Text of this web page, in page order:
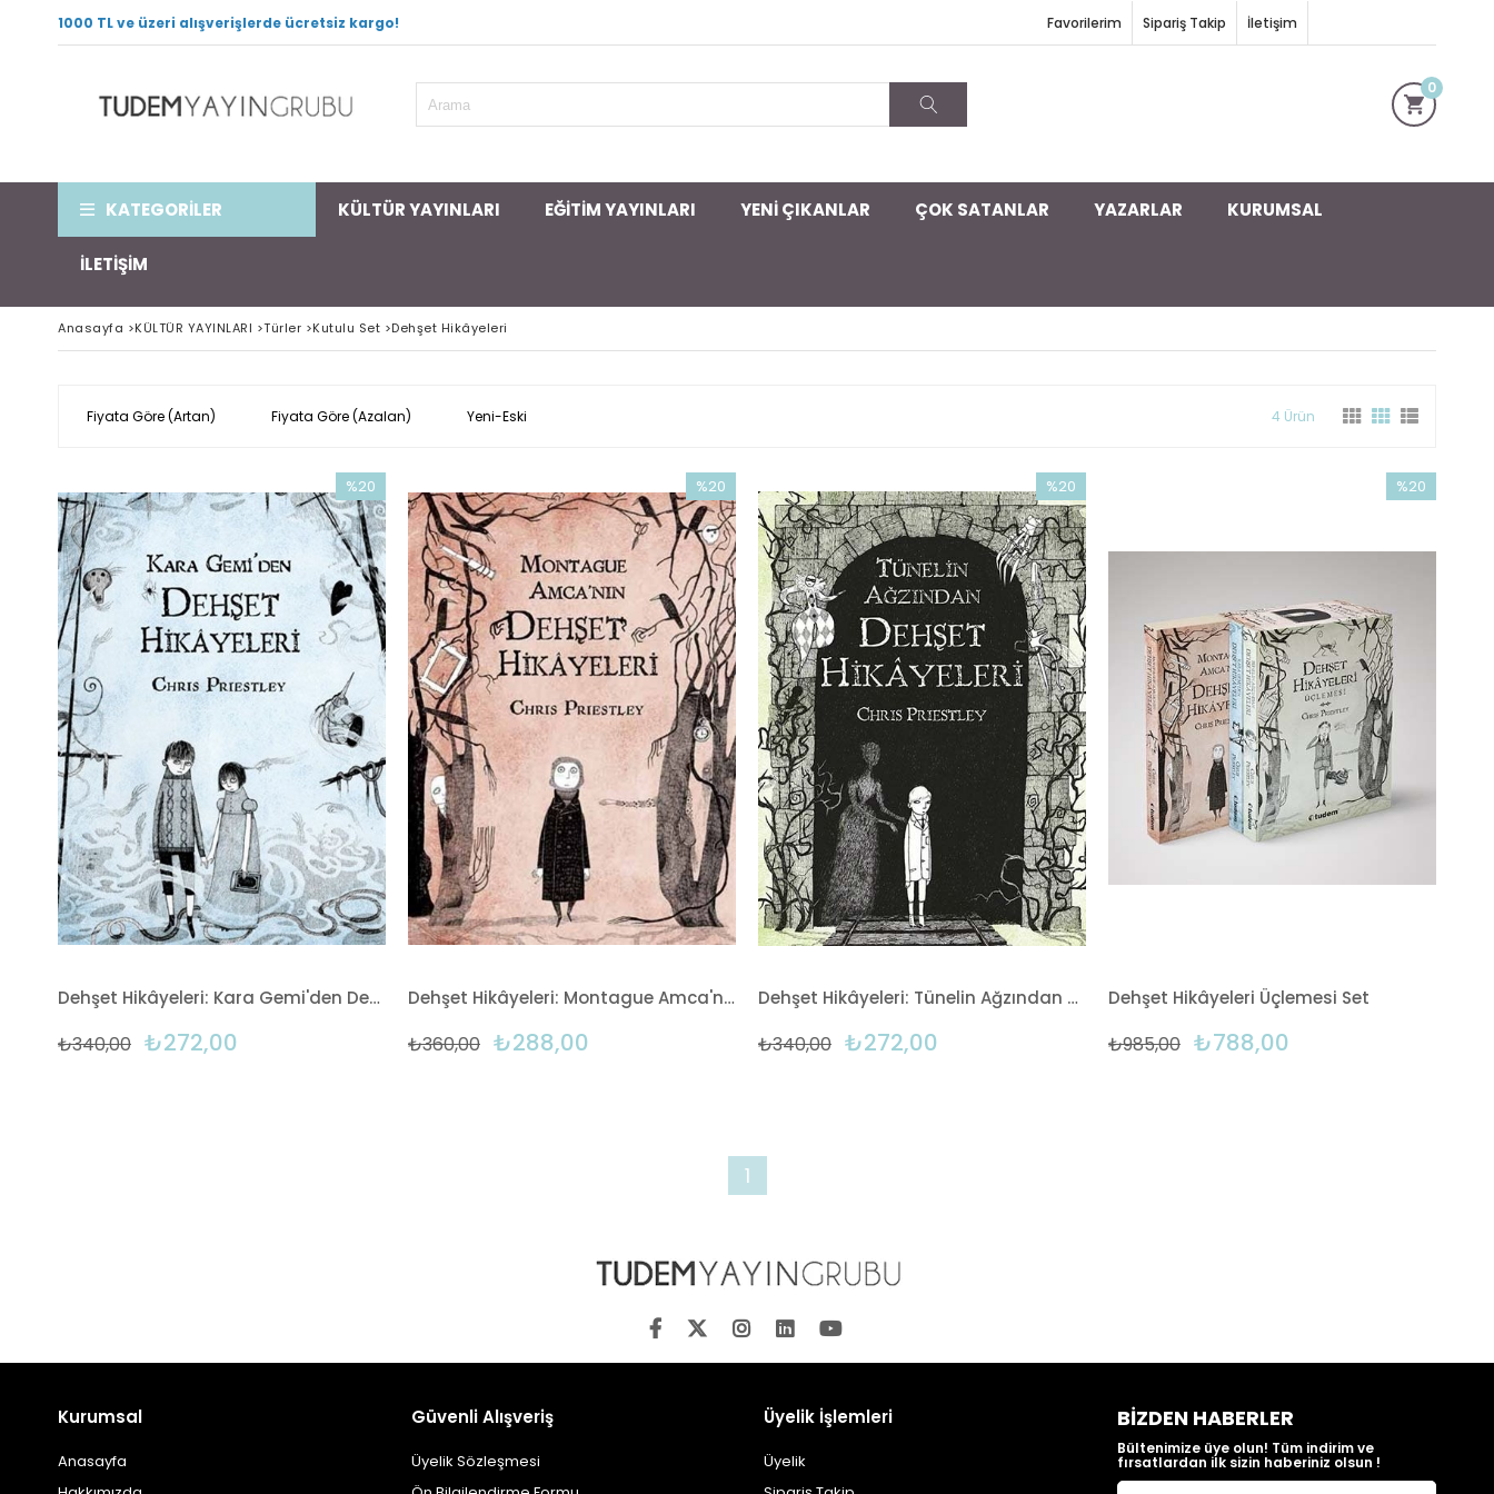
1000 TL ve üzeri alışverişlerde ücretsiz kargo! Sipariş Takip İletişim
Favorilerim
0
KATEGORİLER KÜLTÜR YAYINLARI EĞİTİM YAYINLARI YENİ ÇIKANLAR ÇOK SATANLAR YAZARLAR KURUMSAL
İLETİŞİM
Anasayfa >KÜLTÜR YAYINLARI >Türler >Kutulu Set >Dehşet Hikâyeleri
Fiyata Göre (Artan) Fiyata Göre (Azalan) Yeni-Eski 4 Ürün
Dehşet Hikâyeleri: Kara Gemi'den Dehşet Hikâyeleri
₺272,00
₺340,00
%20
İndirim
%20İndirim
Dehşet Hikâyeleri: Montague Amca'nın Dehşet Hikâyeleri:
₺288,00
₺360,00
%20
İndirim
%20İndirim
Dehşet Hikâyeleri: Tünelin Ağzından Dehşet Hikâyeleri
₺272,00
₺340,00
%20
İndirim
%20İndirim
Dehşet Hikâyeleri Üçlemesi Set
₺788,00
₺985,00
%20
1
Kurumsal
Anasayfa
Güvenli Alışveriş
Üyelik Sözleşmesi
Üyelik İşlemleri
Üyelik
BIZDEN HABERLER
Bültenimize üye olun! Tüm indirim ve
fırsatlardan ilk sizin haberiniz olsun !